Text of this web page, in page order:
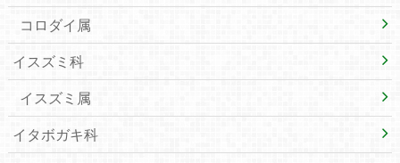
コロダイ属
イスズミ科
イスズミ属
イタボガキ科